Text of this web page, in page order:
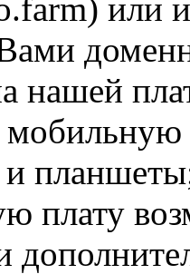
или
нашей
плату